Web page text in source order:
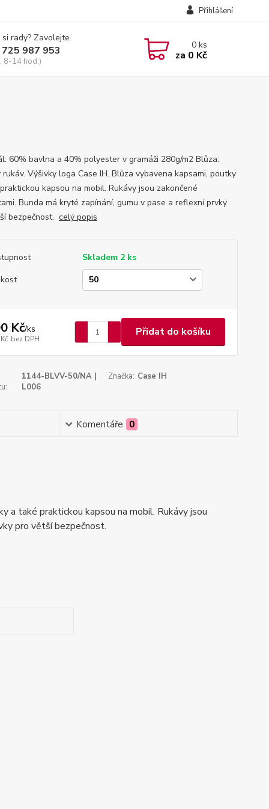
Přihlášení
rady? Zavolejte.
987 953
8-14 hod.)
0ks
za 0 Kč
60% bavlna a 40% polyester v gramáži 280g/m2 Blůza:
Výšivky loga Case IH. Blůza vybavena kapsami, poutky
kapsou na mobil. Rukávy jsou zakončené
Bunda má kryté zapínání, gumu v pase a reflexní prvky
bezpečnost. celý popis
Skladem 2 ks
Kč/ks
bez DPH
Přidat do košíku
1144-BLVV-50/NA |
L006
Značka: Case IH
Komentáře 0
a také praktickou kapsou na mobil. Rukávy jsou
pro větší bezpečnost.